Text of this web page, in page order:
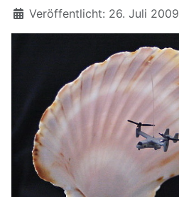
Details
Veröffentlicht: 26. Juli 2009